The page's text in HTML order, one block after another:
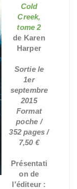
Cold
Creek,
tome 2
de Karen
Harper
Sortie le
1er
septembre
2015
Format
poche /
352 pages /
7,50 €
Présentati
on de
l'éditeur :